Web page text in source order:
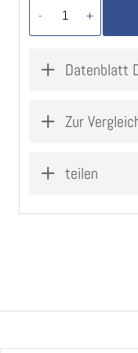
- +
Datenblatt
Zur
teilen